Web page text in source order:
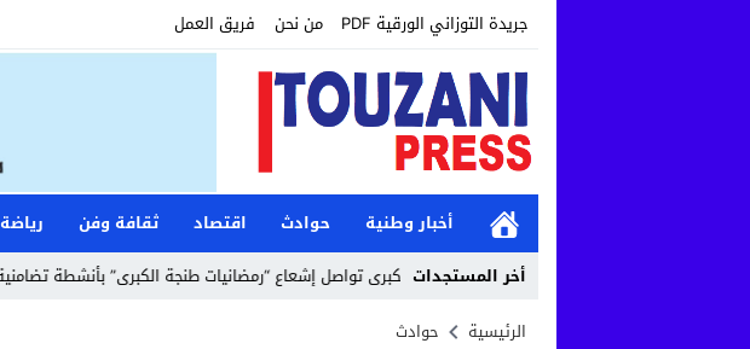
جريدة التوزاني الورقية PDF من نحن فريق العمل
أخبار وطنية حوادث اقتصاد ثقافة وفن رياضة
أخر المستجدات
مؤسسة طنجة الكبرى تواصل إشعاع “رمضانيات طنجة الكبرى” بأنشطة تضامنية وتربوية متميزة
الرئيسية
حوادث